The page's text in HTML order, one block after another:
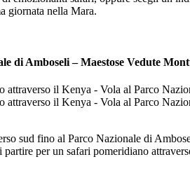
giornata nella Mara.
di Amboseli – Maestose Vedute
sud fino al Parco Nazionale di
per un safari pomeridiano